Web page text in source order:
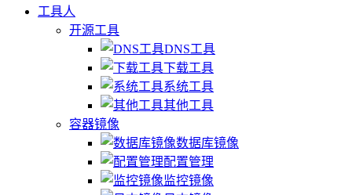
工具人
开源工具
DNS工具
下载工具
系统工具
其他工具
容器镜像
数据库镜像
配置管理
监控镜像